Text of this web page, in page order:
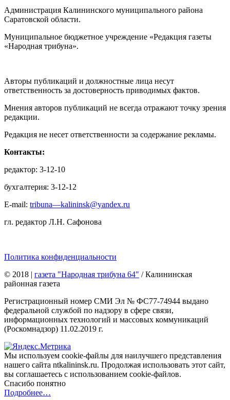
Администрация Калининского муниципального района
Саратовской области.
Муниципальное бюджетное учреждение «Редакция газеты
«Народная трибуна».
Авторы публикаций и должностные лица несут
ответственность за достоверность приводимых фактов.
Мнения авторов публикаций не всегда отражают точку зрения
редакции.
Редакция не несет ответственности за содержание рекламы.
Контакты:
редактор: 3-12-10
бухгалтерия: 3-12-12
E-mail: tribuna—kalininsk@yandex.ru
гл. редактор Л.Н. Сафонова
Политика конфиденциальности
© 2018 | газета "Народная трибуна 64" / Калининская
районная газета
Регистрационный номер СМИ Эл № ФС77-74944 выдано
федеральной службой по надзору в сфере связи,
информационных технологий и массовых коммуникаций
(Роскомнадзор) 11.02.2019 г.
Мы используем cookie-файлы для наилучшего представления
нашего сайта ntkalininsk.ru. Продолжая использовать этот сайт,
вы соглашаетесь с использованием cookie-файлов.
Спасибо понятно
Подробнее…